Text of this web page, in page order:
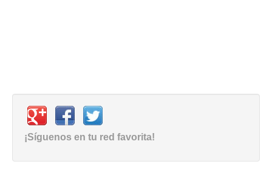
¡Síguenos en tu red favorita!